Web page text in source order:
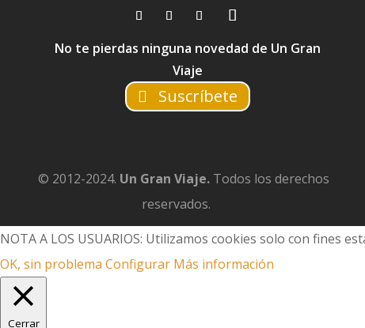
No te pierdas ninguna novedad de Un Gran
Viaje
Suscríbete
© 2012-2024. Un Gran Viaje. Todos los derechos
reservados.
NOTA A LOS USUARIOS: Utilizamos cookies solo con fines
OK, sin problema Configurar Más información
Cerrar